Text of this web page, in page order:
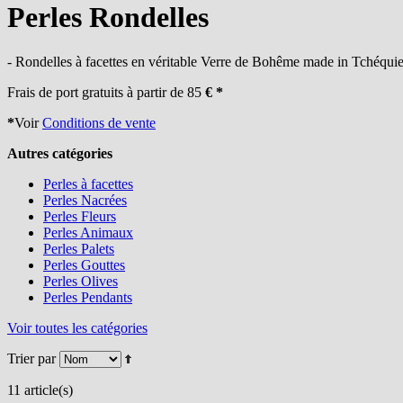
Perles Rondelles
- Rondelles à facettes en véritable Verre de Bohême made in
Frais de port gratuits à partir de 85 € *
*VoirConditions de vente
Autres catégories
Perles à facettes
Perles Nacrées
Perles Fleurs
Perles Animaux
Perles Palets
Perles Gouttes
Perles Olives
Perles Pendants
Voir toutes les catégories
Trier par
11 article(s)